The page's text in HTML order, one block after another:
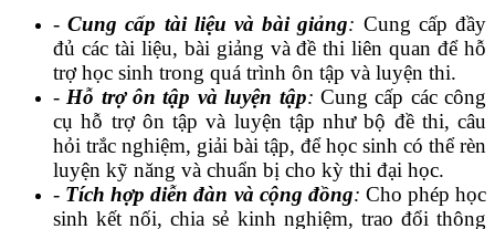
-Cung cấp tài liệu và bài giảng: Cung cấp đầy
đủ các tài liệu, bài giảng và đề thi liên quan để hỗ
trợ học sinh trong quá trình ôn tập và luyện thi.
- Hỗ trợ ôn tập và luyện tập: Cung cấp các công
cụ hỗ trợ ôn tập và luyện tập như bộ đề thi, câu
hỏi trắc nghiệm, giải bài tập, để học sinh có thể rèn
luyện kỹ năng và chuẩn bị cho kỳ thi đại học.
- Tích hợp diễn đàn và cộng đồng: Cho phép học
sinh kết nối, chia sẻ kinh nghiệm, trao đổi thông